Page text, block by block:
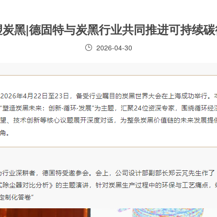
黑|德固特与炭黑行业共同推进可持续
2026-04-30